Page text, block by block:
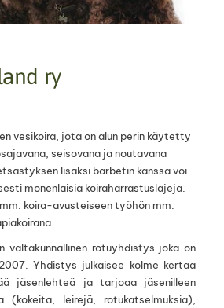
ry
vesikoira, jota on alun perin käytetty
seisovana ja noutavana
lisäksi barbetin kanssa voi
monenlaisia koiraharrastuslajeja.
koira-avusteiseen työhön mm.
valtakunnallinen rotuyhdistys joka on
Yhdistys julkaisee kolme kertaa
jäsenlehteä ja tarjoaa jäsenilleen
(kokeita, leirejä, rotukatselmuksia),